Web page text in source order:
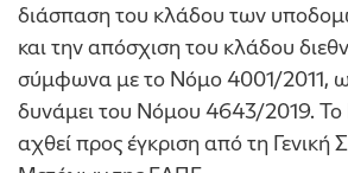
διάσπαση του κλάδου των
και την απόσχιση του κλάδου
σύμφωνα με το Νόμο 4001/2011,
δυνάμει του Νόμου 4643/2019.
αχθεί προς έγκριση από τη Γενική